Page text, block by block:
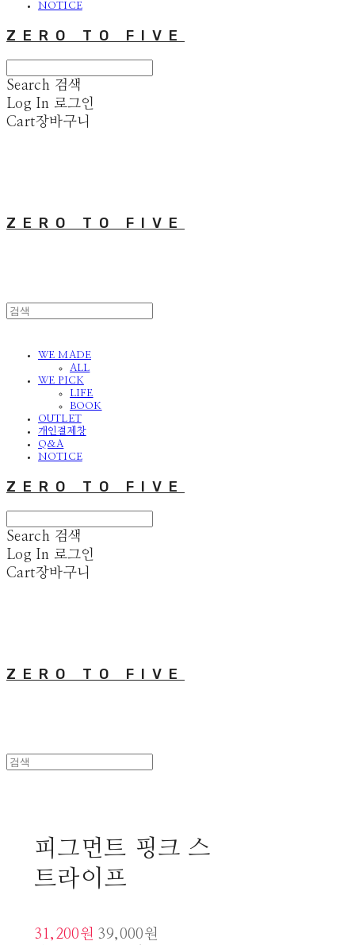
NOTICE
ZERO TO FIVE
Search 검색
Log In 로그인
Cart장바구니
ZERO TO FIVE
WE MADE
ALL
WE PICK
LIFE
BOOK
OUTLET
개인결제창
Q&A
NOTICE
ZERO TO FIVE
Search 검색
Log In 로그인
Cart장바구니
ZERO TO FIVE
피그먼트 핑크 스
트라이프
31,200원 39,000원